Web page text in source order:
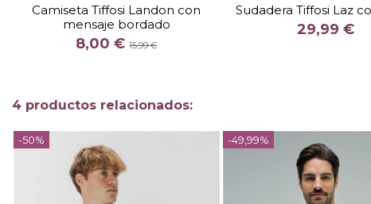
Camiseta Tiffosi Landon con
mensaje bordado
8,00 €15,99 €
COLOR
Sudadera Tiffosi Laz
29,99 €
COLOR
4 productos relacionados:
-50% -49,99%